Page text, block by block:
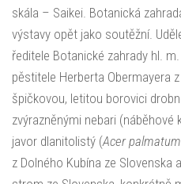
skála – Saikei. Botanická
výstavy opět jako soutěžní.
ředitele Botanické zahrady hl.
pěstitele Herberta Obermayera
špičkovou, letitou borovici
zvýrazněnými nebari
javor dlanitolistý (Acer palmatum
z Dolného Kubína ze